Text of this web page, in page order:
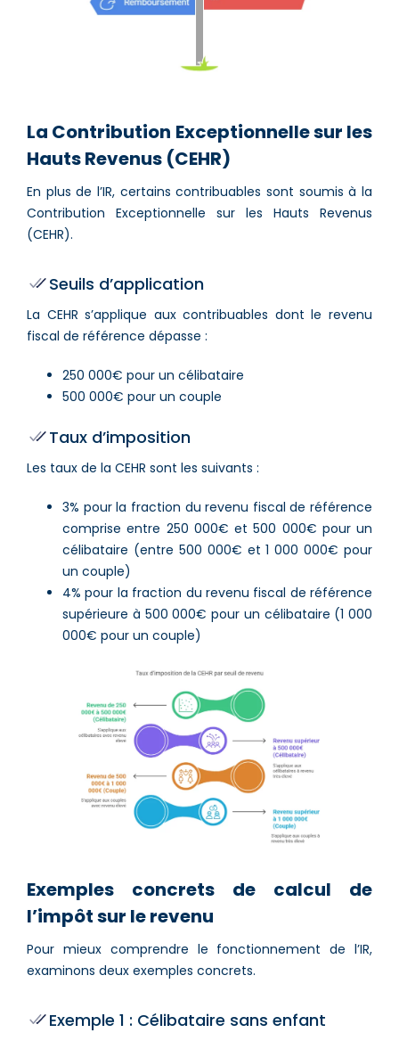
La Contribution Exceptionnelle sur les
Hauts Revenus (CEHR)
En plus de l’IR, certains contribuables sont soumis à la
Contribution Exceptionnelle sur les Hauts Revenus
(CEHR).
Seuils d’application
La CEHR s’applique aux contribuables dont le revenu
fiscal de référence dépasse :
250 000€ pour un célibataire
500 000€ pour un couple
Taux d’imposition
Les taux de la CEHR sont les suivants :
3% pour la fraction du revenu fiscal de référence
comprise entre 250 000€ et 500 000€ pour un
célibataire (entre 500 000€ et 1 000 000€ pour
un couple)
4% pour la fraction du revenu fiscal de référence
supérieure à 500 000€ pour un célibataire (1 000
000€ pour un couple)
Exemples concrets de calcul de
l’impôt sur le revenu
Pour mieux comprendre le fonctionnement de l’IR,
examinons deux exemples concrets.
Exemple 1 : Célibataire sans enfant